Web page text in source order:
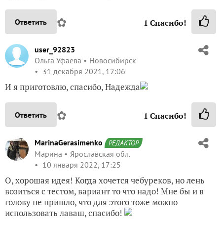
Ответить ✿ 1 Спасибо!
user_92823
Ольга Уфаева
Новосибирск
31 декабря 2021, 12:06
И я приготовлю, спасибо, Надежда
Ответить ✿ 1 Спасибо!
MarinaGerasimenko РЕДАКТОР
Марина
Ярославская обл.
10 января 2022, 17:25
О, хорошая идея! Когда хочется чебуреков, но лень
возиться с тестом, вариант то что надо! Мне бы и в
голову не пришло, что для этого тоже можно
использовать лаваш, спасибо!